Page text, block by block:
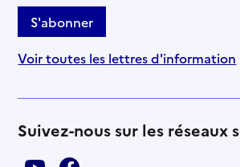
S'abonner
Voir toutes les lettres d'information
Suivez-nous sur les réseaux